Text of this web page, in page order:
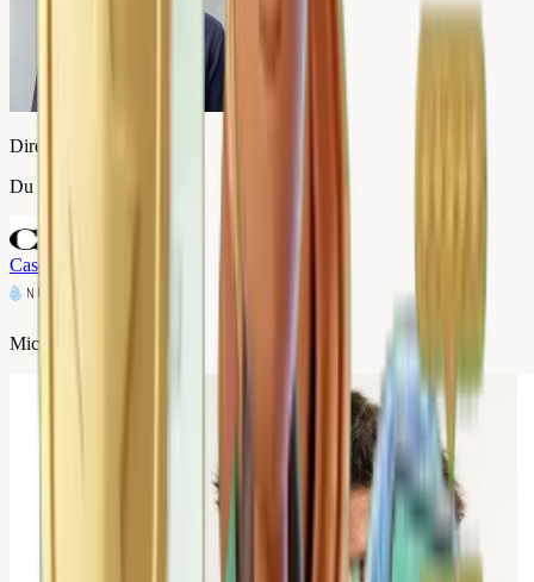
Director de e-commerce
Du Bruit dans la Cuisine
Caso de éxito
Micromania